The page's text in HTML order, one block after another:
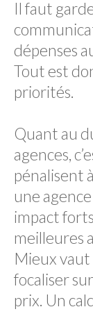
Il faut
dépenses
Tout est
priorités.
Quant au
agences,
pénalisent
une
impact
meilleures
Mieux vaut
focaliser
prix. Un